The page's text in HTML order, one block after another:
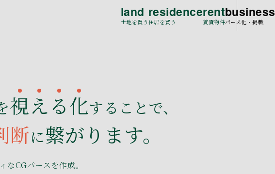
land
土地を買う
residence
住居を買う
rent
賃貸物件
business
パース化・掲載
視える化することで、
断に繋がります。
CGパースを作成。